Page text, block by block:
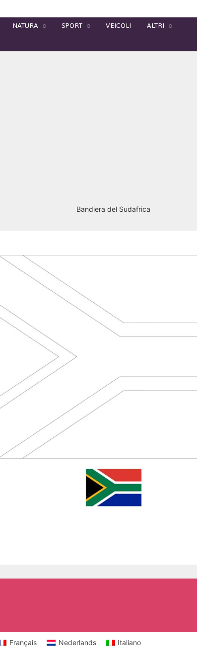
NATURA SPORT VEICOLI ALTRI
Bandiera del Sudafrica
Français Nederlands Italiano